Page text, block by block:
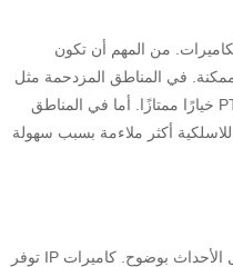
من المهم أن تكون
في المناطق المزدحمة مثل
وسط القاهرة، يمكن أن تكون كاميرات PTZ خيارًا ممتازًا. أما في المناطق
أكثر ملاءمة بسبب سهولة
اختيار كاميرات ذات دقة عالية مهم لتسجيل الأحداث بوضوح. كاميرات IP توفر